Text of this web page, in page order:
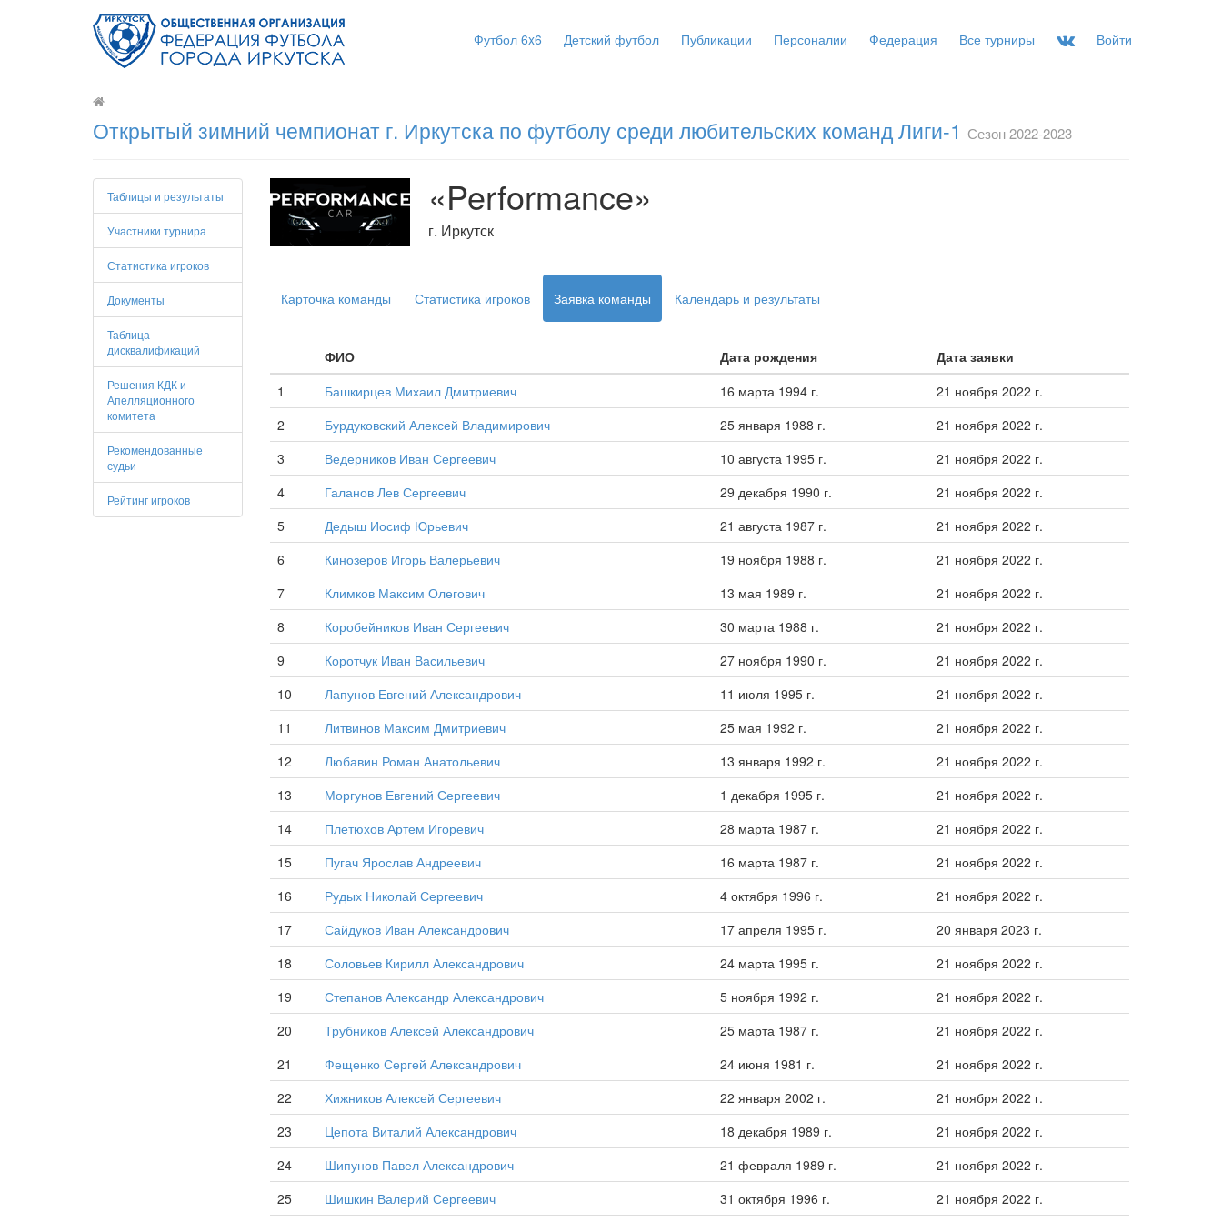
Футбол 6x6 Детский футбол Публикации Персоналии Федерация Все турниры Войти
Открытый зимний чемпионат г. Иркутска по футболу среди любительских команд Лиги-1 Сезон 2022-2023
Таблицы и результаты
Участники турнира
Статистика игроков
Документы
Таблица
дисквалификаций
Решения КДК и
Апелляционного
комитета
Рекомендованные
судьи
Рейтинг игроков
«Performance»
г. Иркутск
Карточка команды Статистика игроков Заявка команды Календарь и результаты
ФИО Дата рождения
Дата заявки
1
Башкирцев Михаил Дмитриевич 16 марта 1994 г.
21 ноября 2022 г.
2
Бурдуковский Алексей Владимирович 25 января 1988 г.
21 ноября 2022 г.
3
Ведерников Иван Сергеевич 10 августа 1995 г.
21 ноября 2022 г.
4
Галанов Лев Сергеевич 29 декабря 1990 г.
21 ноября 2022 г.
5
Дедыш Иосиф Юрьевич 21 августа 1987 г.
21 ноября 2022 г.
6
Кинозеров Игорь Валерьевич 19 ноября 1988 г.
21 ноября 2022 г.
7
Климков Максим Олегович 13 мая 1989 г.
21 ноября 2022 г.
8
Коробейников Иван Сергеевич 30 марта 1988 г.
21 ноября 2022 г.
9
Коротчук Иван Васильевич 27 ноября 1990 г.
21 ноября 2022 г.
10
Лапунов Евгений Александрович 11 июля 1995 г.
21 ноября 2022 г.
11
Литвинов Максим Дмитриевич 25 мая 1992 г.
21 ноября 2022 г.
12
Любавин Роман Анатольевич 13 января 1992 г.
21 ноября 2022 г.
13
Моргунов Евгений Сергеевич 1 декабря 1995 г.
21 ноября 2022 г.
14
Плетюхов Артем Игоревич 28 марта 1987 г.
21 ноября 2022 г.
15
Пугач Ярослав Андреевич 16 марта 1987 г.
21 ноября 2022 г.
16
Рудых Николай Сергеевич 4 октября 1996 г.
21 ноября 2022 г.
17
Сайдуков Иван Александрович 17 апреля 1995 г.
20 января 2023 г.
18
Соловьев Кирилл Александрович 24 марта 1995 г.
21 ноября 2022 г.
19
Степанов Александр Александрович 5 ноября 1992 г.
21 ноября 2022 г.
20
Трубников Алексей Александрович 25 марта 1987 г.
21 ноября 2022 г.
21
Фещенко Сергей Александрович 24 июня 1981 г.
21 ноября 2022 г.
22
Хижников Алексей Сергеевич 22 января 2002 г.
21 ноября 2022 г.
23
Цепота Виталий Александрович 18 декабря 1989 г.
21 ноября 2022 г.
24
Шипунов Павел Александрович 21 февраля 1989 г.
21 ноября 2022 г.
25
Шишкин Валерий Сергеевич 31 октября 1996 г. 21 ноября 2022 г.